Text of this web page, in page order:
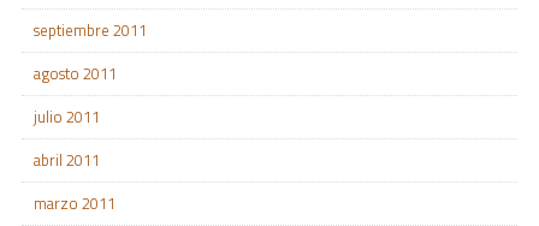
septiembre 2011
agosto 2011
julio 2011
abril 2011
marzo 2011